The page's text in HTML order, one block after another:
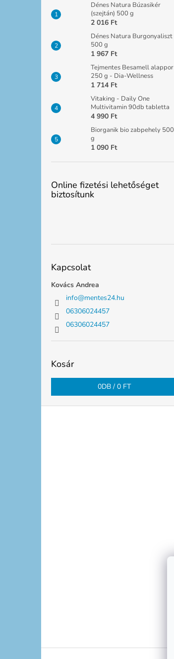
Dénes Natura Búzasikér
(szejtán) 500 g
2 016 Ft
Dénes Natura Burgonyaliszt
500 g
1 967 Ft
Tejmentes Besamell alappor
250 g - Dia-Wellness
1 714 Ft
Vitaking - Daily One
Multivitamin 90db tabletta
4 990 Ft
Biorganik bio zabpehely 500
g
1 090 Ft
Online fizetési lehetőséget
biztosítunk
Kapcsolat
Kovács Andrea
info@mentes24.hu
06306024457
06306024457
Kosár
0DB / 0 FT